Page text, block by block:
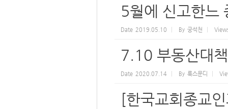
5월에 신고한느
Date 2019.05.10 By 궁석천
7.10 부동산대
Date 2020.07.14 By 룩스문디
[한국교회종교